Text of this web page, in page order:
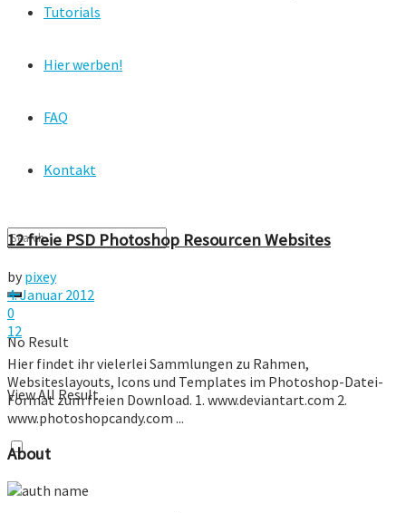
Tutorials
Hier werben!
FAQ
Kontakt
No Result
View All Result
12 freie PSD Photoshop Resourcen Websites
by pixey
4. Januar 2012
0
12
Hier findet ihr vielerlei Sammlungen zu Rahmen,
Websiteslayouts, Icons und Templates im Photoshop-Datei-
Format zum freien Download. 1. www.deviantart.com 2.
www.photoshopcandy.com ...
About